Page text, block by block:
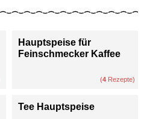
Hauptspeise für
Feinschmecker Kaffee
(4 Rezepte)
Tee Hauptspeise